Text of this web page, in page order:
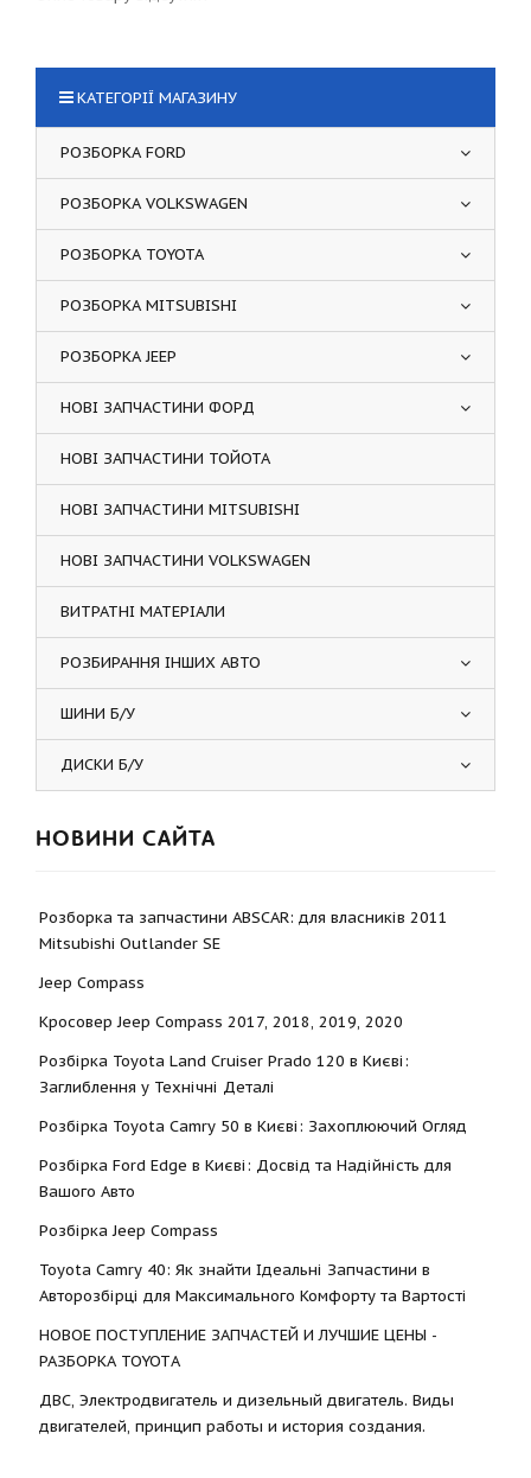
КАТЕГОРІЇ МАГАЗИНУ
РОЗБОРКА FORD
РОЗБОРКА VOLKSWAGEN
РОЗБОРКА TOYOTA
РОЗБОРКА MITSUBISHI
РОЗБОРКА JEEP
НОВІ ЗАПЧАСТИНИ ФОРД
НОВІ ЗАПЧАСТИНИ ТОЙОТА
НОВІ ЗАПЧАСТИНИ MITSUBISHI
НОВІ ЗАПЧАСТИНИ VOLKSWAGEN
ВИТРАТНІ МАТЕРІАЛИ
РОЗБИРАННЯ ІНШИХ АВТО
ШИНИ Б/У
ДИСКИ Б/У
НОВИНИ САЙТА
Розборка та запчастини ABSCAR: для власників 2011
Mitsubishi Outlander SE
Jeep Compass
Кросовер Jeep Compass 2017, 2018, 2019, 2020
Розбірка Toyota Land Cruiser Prado 120 в Києві:
Заглиблення у Технічні Деталі
Розбірка Toyota Camry 50 в Києві: Захоплюючий Огляд
Розбірка Ford Edge в Києві: Досвід та Надійність для
Вашого Авто
Розбірка Jeep Compass
Toyota Camry 40: Як знайти Ідеальні Запчастини в
Авторозбірці для Максимального Комфорту та Вартості
НОВОЕ ПОСТУПЛЕНИЕ ЗАПЧАСТЕЙ И ЛУЧШИЕ ЦЕНЫ -
РАЗБОРКА TOYOTА
ДВС, Электродвигатель и дизельный двигатель. Виды
двигателей, принцип работы и история создания.